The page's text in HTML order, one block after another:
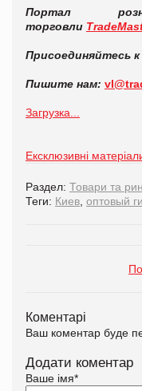
Портал
торговли
Присоединяйтесь к
Пишите нам: vl@
Загрузка...
Ексклюзивні
Раздел: Товари та
Теги: Киев оптовый
Коментарі
Ваш коментар буде
Додати коментар
Ваше імя*